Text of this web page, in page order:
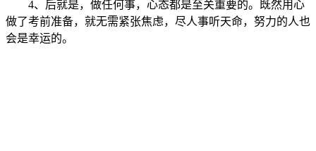
4、后就是，做任何事，心态都是至关重要的。既然用心
做了考前准备，就无需紧张焦虑，尽人事听天命，努力的人也
会是幸运的。